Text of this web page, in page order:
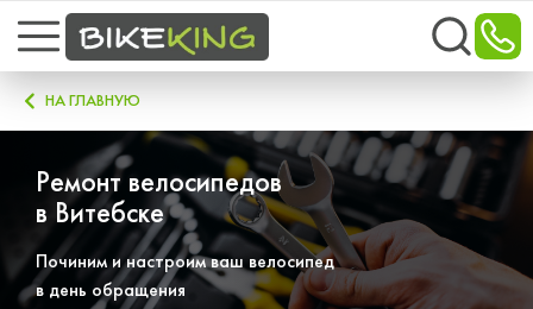
НА ГЛАВНУЮ
Ремонт велосипедов
в Витебске
Починим и настроим ваш велосипед
в день обращения